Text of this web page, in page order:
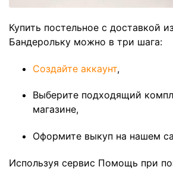
Купить постельное с доставкой
Бандерольку можно в три шага:
Создайте аккаунт,
Выберите подходящий
магазине,
Оформите выкуп на нашем
Используя сервис Помощь при